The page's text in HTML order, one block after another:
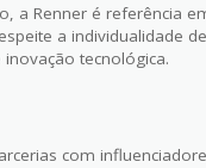
a Renner é referência
a individualidade
tecnológica.
com